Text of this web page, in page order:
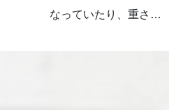
なっていたり、重さ…